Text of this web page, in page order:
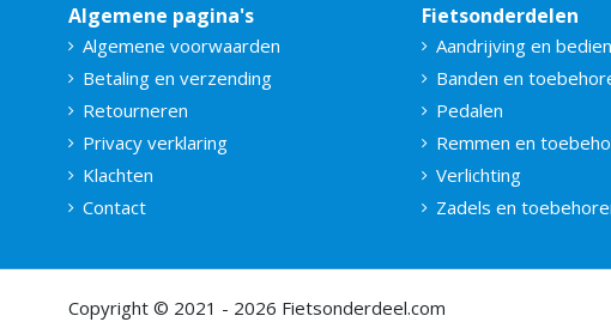
Algemene pagina's
Algemene voorwaarden
Betaling en verzending
Retourneren
Privacy verklaring
Klachten
Contact
Fietsonderdelen
Aandrijving en
Banden en
Pedalen
Remmen en
Verlichting
Zadels en
Copyright © 2021 - 2026 Fietsonderdeel.com